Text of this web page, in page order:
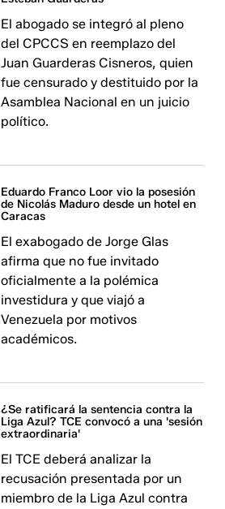
El abogado se integró al pleno
del CPCCS en reemplazo del
Juan Guarderas Cisneros, quien
fue censurado y destituido por la
Asamblea Nacional en un juicio
político.
Eduardo Franco Loor vio la posesión
de Nicolás Maduro desde un hotel en
Caracas
El exabogado de Jorge Glas
afirma que no fue invitado
oficialmente a la polémica
investidura y que viajó a
Venezuela por motivos
académicos.
¿Se ratificará la sentencia contra la
Liga Azul? TCE convocó a una 'sesión
extraordinaria'
El TCE deberá analizar la
recusación presentada por un
miembro de la Liga Azul contra